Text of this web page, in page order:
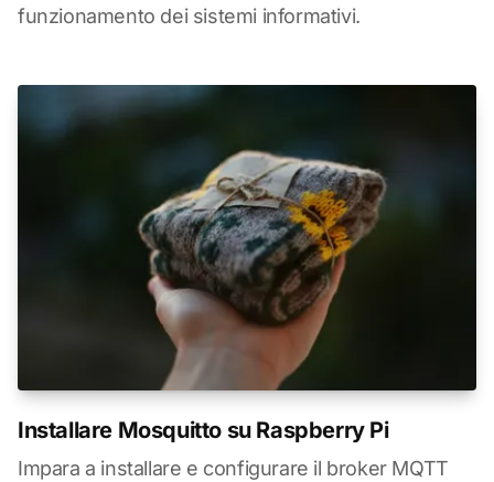
funzionamento dei sistemi informativi.
Installare Mosquitto su Raspberry Pi
Impara a installare e configurare il broker MQTT